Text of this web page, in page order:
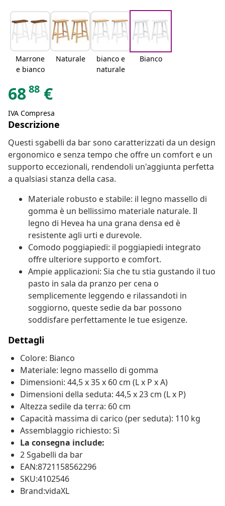
Marrone
e bianco
Naturale
bianco e
naturale
Bianco
6888 €
IVA Compresa
Descrizione
Questi sgabelli da bar sono caratterizzati da un design
ergonomico e senza tempo che offre un comfort e un
supporto eccezionali, rendendoli un'aggiunta perfetta
a qualsiasi stanza della casa.
Materiale robusto e stabile: il legno massello di
gomma è un bellissimo materiale naturale. Il
legno di Hevea ha una grana densa ed è
resistente agli urti e durevole.
Comodo poggiapiedi: il poggiapiedi integrato
offre ulteriore supporto e comfort.
Ampie applicazioni: Sia che tu stia gustando il tuo
pasto in sala da pranzo per cena o
semplicemente leggendo e rilassandoti in
soggiorno, queste sedie da bar possono
soddisfare perfettamente le tue esigenze.
Dettagli
Colore: Bianco
Materiale: legno massello di gomma
Dimensioni: 44,5 x 35 x 60 cm (L x P x A)
Dimensioni della seduta: 44,5 x 23 cm (L x P)
Altezza sedile da terra: 60 cm
Capacità massima di carico (per seduta): 110 kg
Assemblaggio richiesto: Sì
La consegna include:
2 Sgabelli da bar
EAN:8721158562296
SKU:4102546
Brand:vidaXL